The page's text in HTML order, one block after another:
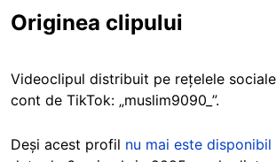
Originea clipului
Videoclipul distribuit pe rețelele
cont de TikTok: „muslim9090_”.
Deși acest profil nu mai este disponibil